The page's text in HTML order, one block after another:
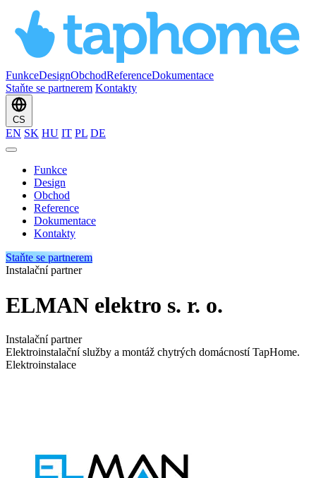
FunkceDesignObchodReferenceDokumentace
Staňte se partnerem Kontakty
CS
EN SK HU IT PL DE
Funkce
Design
Obchod
Reference
Dokumentace
Kontakty
Staňte se partnerem
Instalační partner
ELMAN elektro s. r. o.
Instalační partner
Elektroinstalační služby a montáž chytrých domácností TapHome.
Elektroinstalace